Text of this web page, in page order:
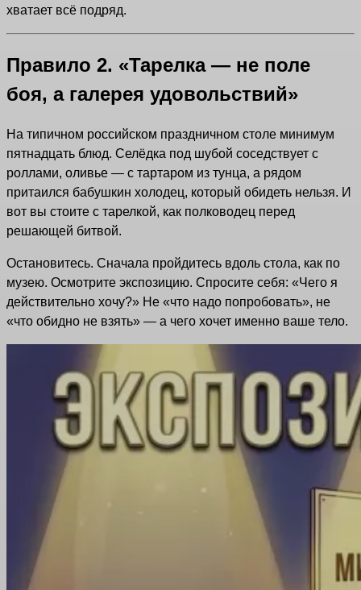
хватает всё подряд.
Правило 2. «Тарелка — не поле
боя, а галерея удовольствий»
На типичном российском праздничном столе минимум
пятнадцать блюд. Селёдка под шубой соседствует с
роллами, оливье — с тартаром из тунца, а рядом
притаился бабушкин холодец, который обидеть нельзя. И
вот вы стоите с тарелкой, как полководец перед
решающей битвой.
Остановитесь. Сначала пройдитесь вдоль стола, как по
музею. Осмотрите экспозицию. Спросите себя: «Чего я
действительно хочу?» Не «что надо попробовать», не
«что обидно не взять» — а чего хочет именно ваше тело.